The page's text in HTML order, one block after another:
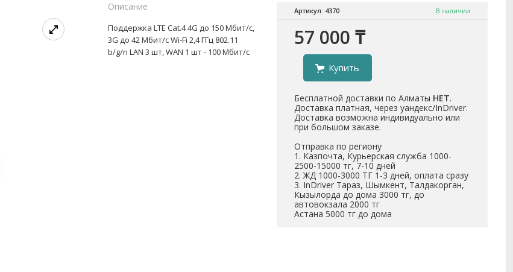
Артикул: 4370 В наличии
57 000 ₸
Купить
Бесплатной доставки по Алматы НЕТ.
Доставка платная, через уандекс/InDriver.
Доставка возможна индивидуально или
при большом заказе.
Отправка по региону
1. Казпочта, Курьерская служба 1000-
2500-15000 тг, 7-10 дней
2. ЖД 1000-3000 ТГ 1-3 дней, оплата сразу
3. InDriver Тараз, Шымкент, Талдакорган,
Кызылорда до дома 3000 тг, до
автовокзала 2000 тг
Астана 5000 тг до дома
Описание
Поддержка LTE Cat.4 4G до 150 Мбит/с,
3G до 42 Мбит/с Wi-Fi 2,4 ГГц 802.11
b/g/n LAN 3 шт, WAN 1 шт - 100 Мбит/с